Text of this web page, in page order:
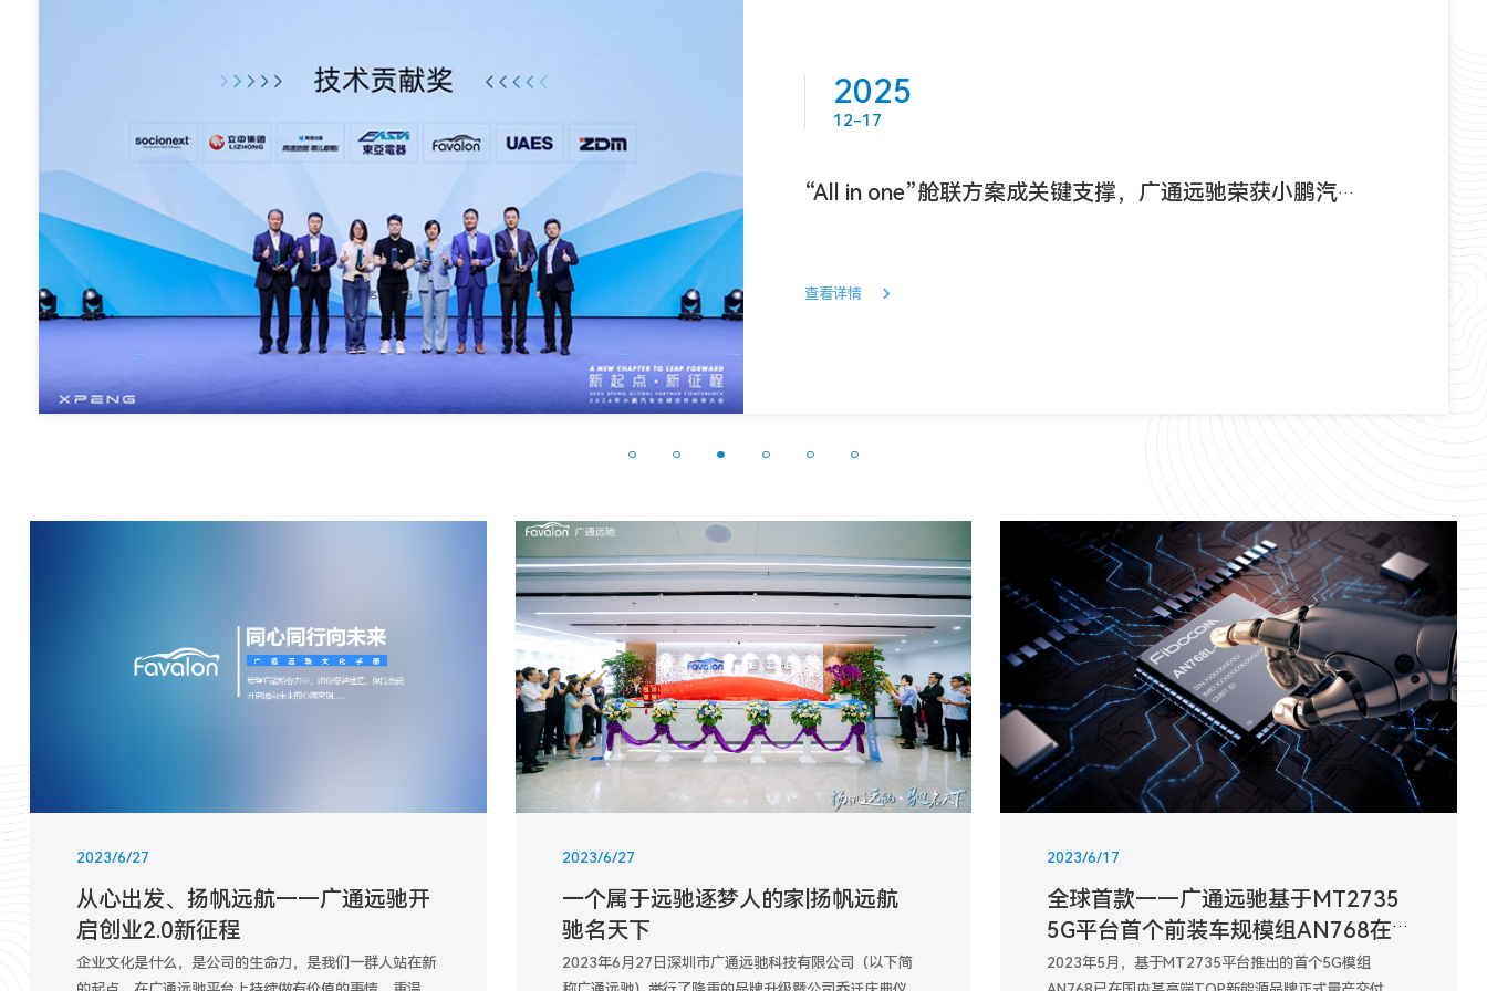
2025
12-17
“All in one”舱联方案成关键支撑，广通远驰荣获小鹏汽
查看详情
2023/6/27
从心出发、扬帆远航——广通远驰开
启创业2.0新征程
企业文化是什么，是公司的生命力，是我们一群人站在新
2023/6/27
一个属于远驰逐梦人的家|扬帆远航
驰名天下
2023年6月27日深圳市广通远驰科技有限公司（以下简
2023/6/17
全球首款——广通远驰基于MT2735
5G平台首个前装车规模组AN768在
某车型上正式量产！
2023年5月，基于MT2735平台推出的首个5G模组